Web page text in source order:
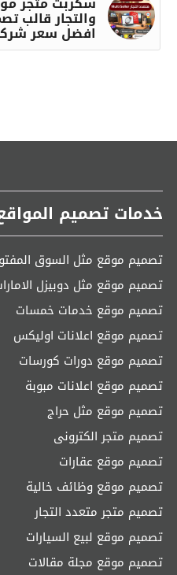
والتجار قالب
افضل سعر
خدمات تصميم
تصميم موقع مثل السوق
تصميم موقع مثل دوبيزل
تصميم موقع خدمات خمسات
تصميم موقع اعلانات اوليكس
تصميم موقع دورات كورسات
تصميم موقع اعلانات مبوبة
تصميم موقع مثل حراج
تصميم متجر الكترونى
تصميم موقع عقارات
تصميم موقع وظائف خالية
تصميم متجر متعدد التجار
تصميم موقع لبيع السيارات
تصميم موقع مجلة مقالات